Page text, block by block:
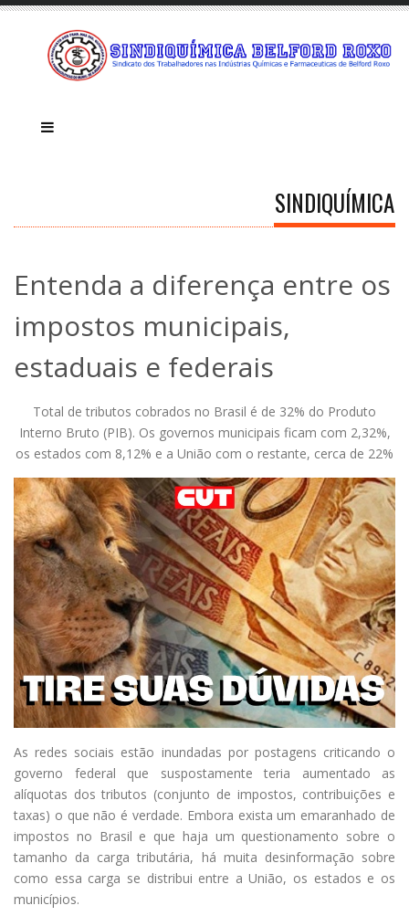
SINDIQUÍMICA
Entenda a diferença entre os
impostos municipais,
estaduais e federais
Total de tributos cobrados no Brasil é de 32% do Produto
Interno Bruto (PIB). Os governos municipais ficam com 2,32%,
os estados com 8,12% e a União com o restante, cerca de 22%
As redes sociais estão inundadas por postagens criticando o
governo federal que suspostamente teria aumentado as
alíquotas dos tributos (conjunto de impostos, contribuições e
taxas) o que não é verdade. Embora exista um emaranhado de
impostos no Brasil e que haja um questionamento sobre o
tamanho da carga tributária, há muita desinformação sobre
como essa carga se distribui entre a União, os estados e os
municípios.